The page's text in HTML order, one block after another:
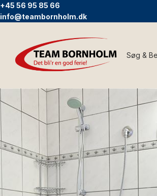
+45 56 95 85 66
info@teambornholm.dk
Søg &